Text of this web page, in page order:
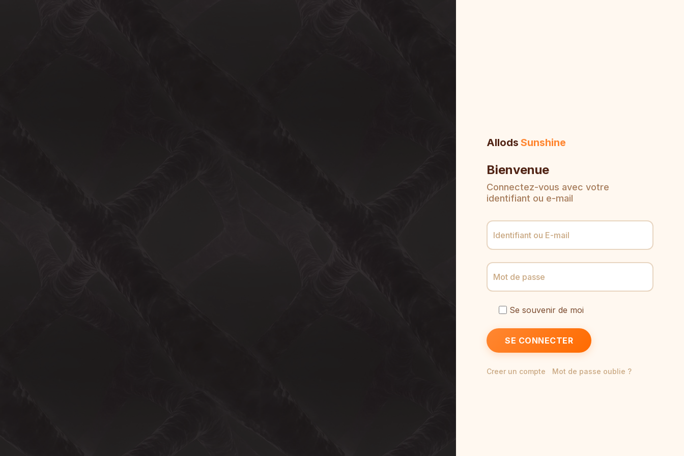
Allods Sunshine
Bienvenue
Connectez-vous avec votre
identifiant ou e-mail
Identifiant ou E-mail
Mot de passe
Se souvenir de moi
SE CONNECTER
Creer un compte Mot de passe oublie ?